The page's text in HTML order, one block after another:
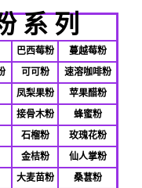
系列
巴西莓粉
蔓越莓粉
可可粉
速溶咖啡粉
凤梨果粉
苹果醋粉
接骨木粉
蜂蜜粉
石榴粉
玫瑰花粉
金桔粉
仙人掌粉
大麦苗粉
桑葚粉